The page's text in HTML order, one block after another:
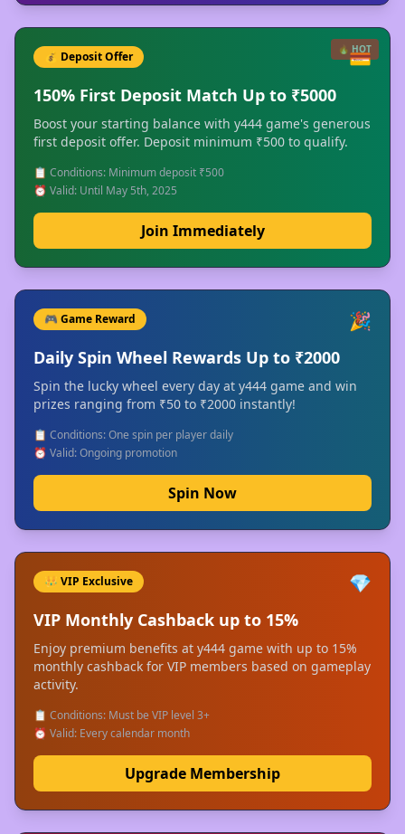
🔥 HOT
💰 Deposit Offer 💳
150% First Deposit Match Up to ₹5000
Boost your starting balance with y444 game's generous
first deposit offer. Deposit minimum ₹500 to qualify.
📋 Conditions: Minimum deposit ₹500
⏰ Valid: Until May 5th, 2025
Join Immediately
🎮 Game Reward 🎉
Daily Spin Wheel Rewards Up to ₹2000
Spin the lucky wheel every day at y444 game and win
prizes ranging from ₹50 to ₹2000 instantly!
📋 Conditions: One spin per player daily
⏰ Valid: Ongoing promotion
Spin Now
👑 VIP Exclusive 💎
VIP Monthly Cashback up to 15%
Enjoy premium benefits at y444 game with up to 15%
monthly cashback for VIP members based on gameplay
activity.
📋 Conditions: Must be VIP level 3+
⏰ Valid: Every calendar month
Upgrade Membership